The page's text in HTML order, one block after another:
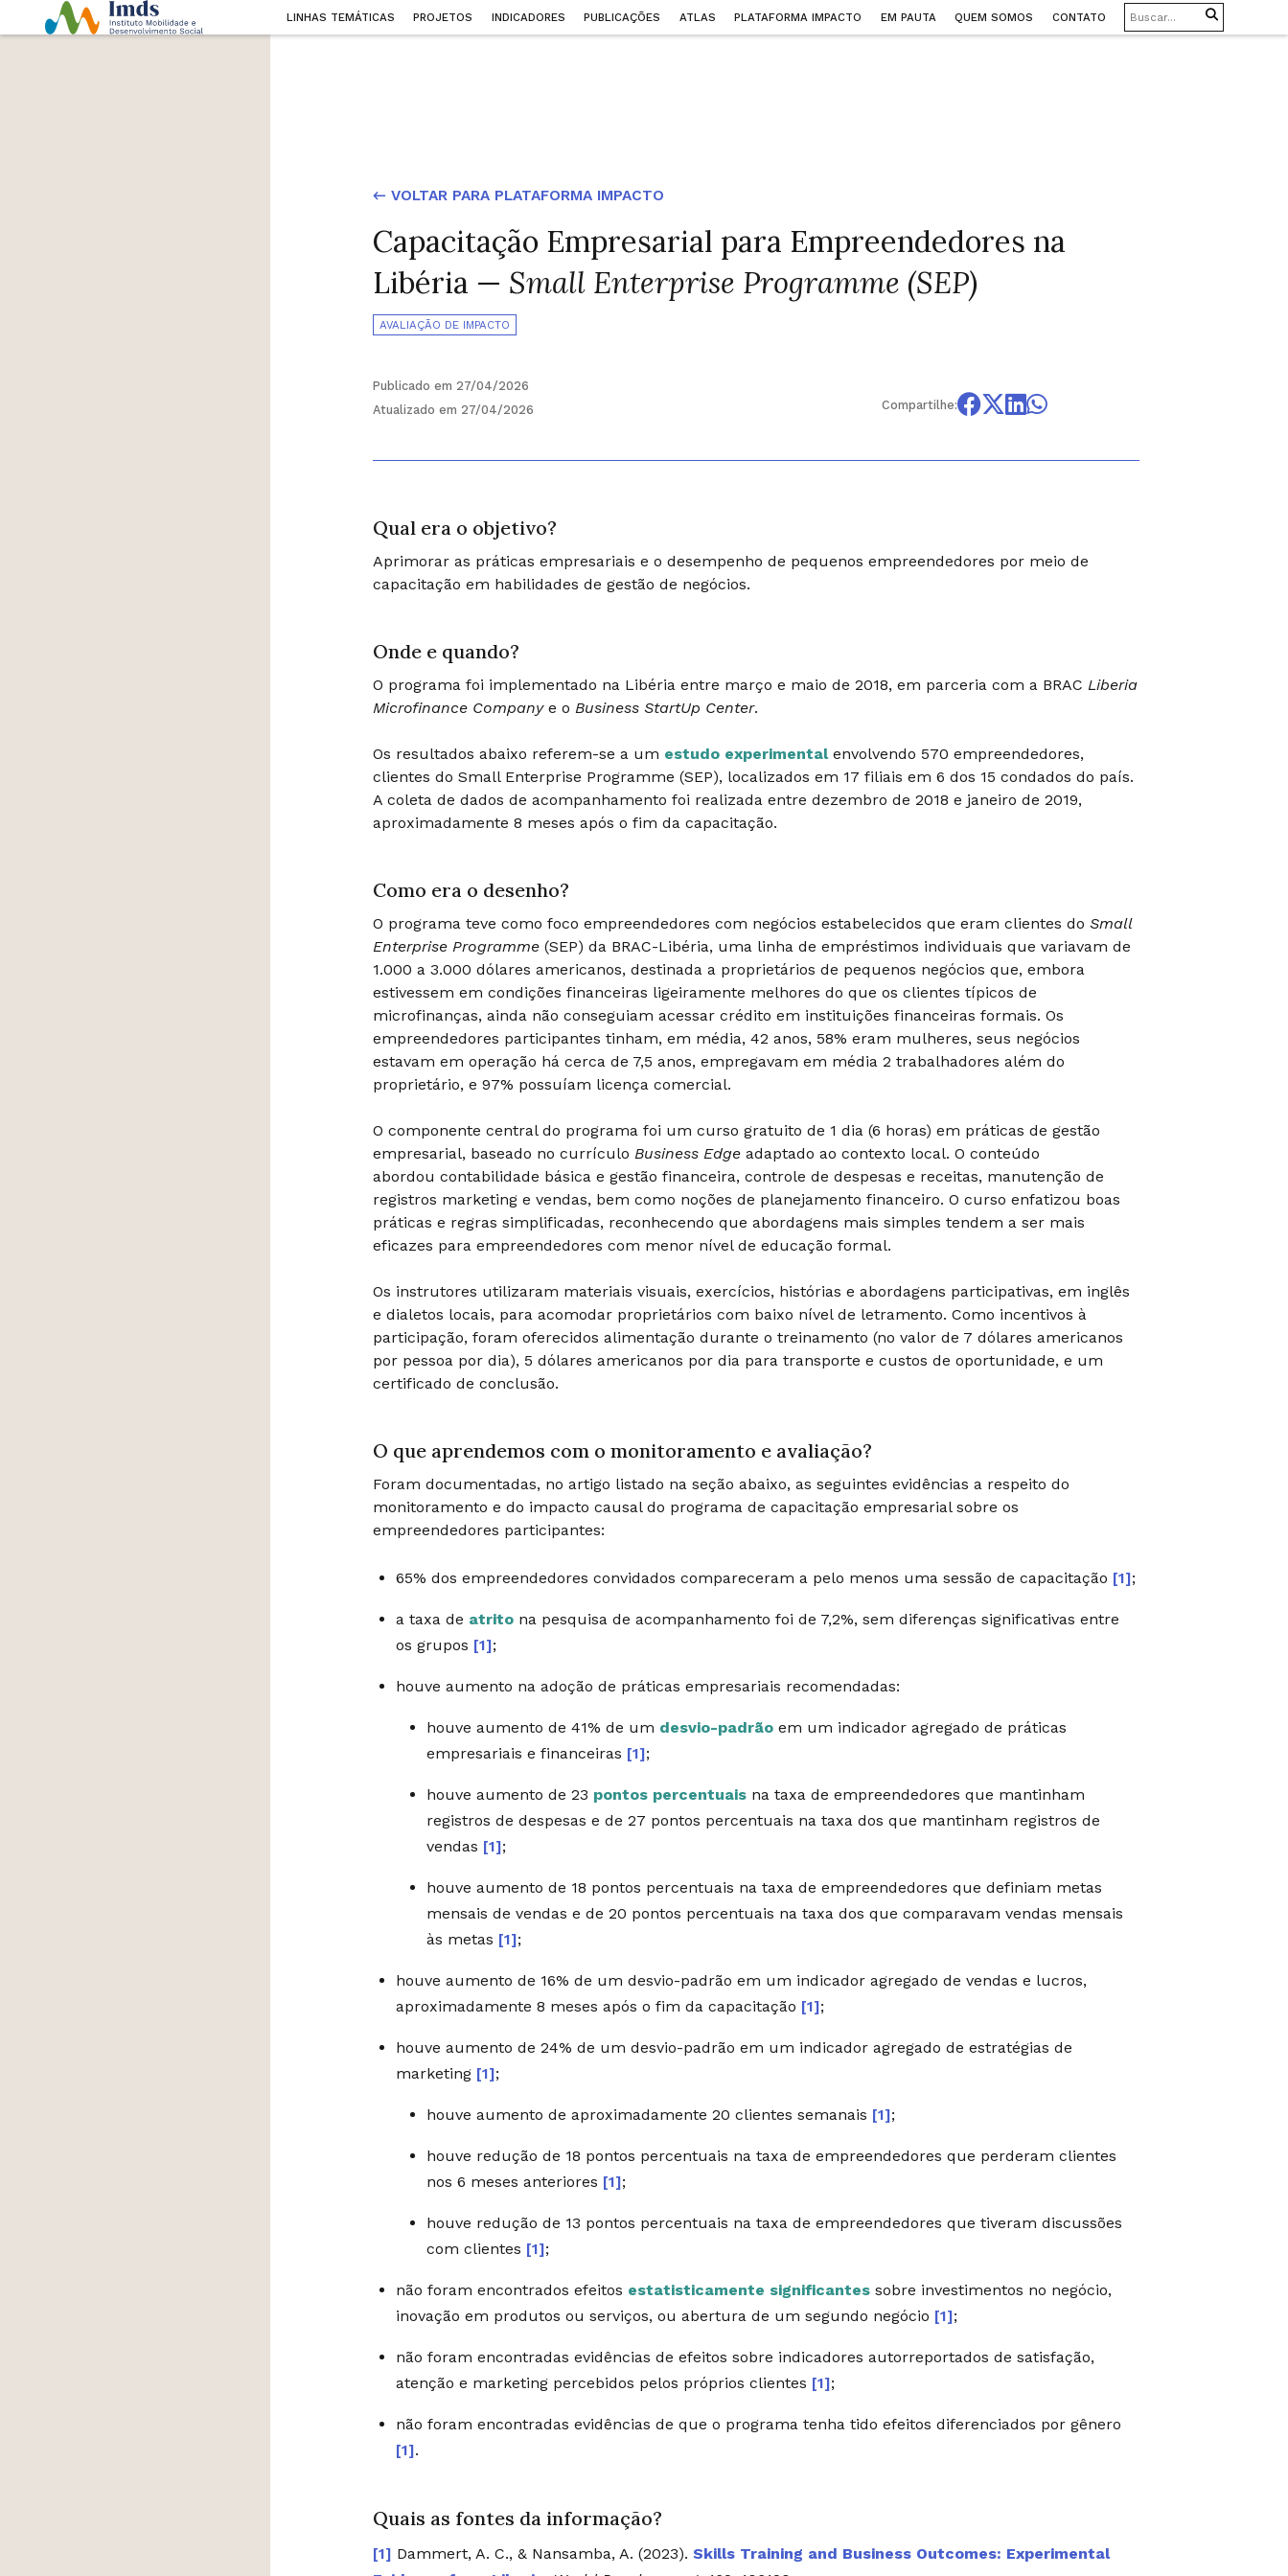
LINHAS TEMÁTICAS PROJETOS INDICADORES PUBLICAÇÕES ATLAS PLATAFORMA IMPACTO EM PAUTA QUEM SOMOS CONTATO
← VOLTAR PARA PLATAFORMA IMPACTO
Capacitação Empresarial para Empreendedores na
Libéria — Small Enterprise Programme (SEP)
AVALIAÇÃO DE IMPACTO
Publicado em 27/04/2026
Atualizado em 27/04/2026
Compartilhe:
Qual era o objetivo?
Aprimorar as práticas empresariais e o desempenho de pequenos empreendedores por meio de
capacitação em habilidades de gestão de negócios.
Onde e quando?
O programa foi implementado na Libéria entre março e maio de 2018, em parceria com a BRACLiberia
Microfinance Companye oBusiness StartUp Center.
Os resultados abaixo referem-se a um estudo experimentalenvolvendo 570 empreendedores,
clientes do Small Enterprise Programme (SEP), localizados em 17 filiais em 6 dos 15 condados do país.
A coleta de dados de acompanhamento foi realizada entre dezembro de 2018 e janeiro de 2019,
aproximadamente 8 meses após o fim da capacitação.
Como era o desenho?
O programa teve como foco empreendedores com negócios estabelecidos que eram clientes doSmall
Enterprise Programme (SEP) da BRAC-Libéria, uma linha de empréstimos individuais que variavam de
1.000 a 3.000 dólares americanos, destinada a proprietários de pequenos negócios que, embora
estivessem em condições financeiras ligeiramente melhores do que os clientes típicos de
microfinanças, ainda não conseguiam acessar crédito em instituições financeiras formais. Os
empreendedores participantes tinham, em média, 42 anos, 58% eram mulheres, seus negócios
estavam em operação há cerca de 7,5 anos, empregavam em média 2 trabalhadores além do
proprietário, e 97% possuíam licença comercial.
O componente central do programa foi um curso gratuito de 1 dia (6 horas) em práticas de gestão
empresarial, baseado no currículoBusiness Edge adaptado ao contexto local. O conteúdo
abordou contabilidade básica e gestão financeira, controle de despesas e receitas, manutenção de
registros marketing e vendas, bem como noções de planejamento financeiro. O curso enfatizou boas
práticas e regras simplificadas, reconhecendo que abordagens mais simples tendem a ser mais
eficazes para empreendedores com menor nível de educação formal.
Os instrutores utilizaram materiais visuais, exercícios, histórias e abordagens participativas, em inglês
e dialetos locais, para acomodar proprietários com baixo nível de letramento. Como incentivos à
participação, foram oferecidos alimentação durante o treinamento (no valor de 7 dólares americanos
por pessoa por dia), 5 dólares americanos por dia para transporte e custos de oportunidade, e um
certificado de conclusão.
O que aprendemos com o monitoramento e avaliação?
Foram documentadas, no artigo listado na seção abaixo, as seguintes evidências a respeito do
monitoramento e do impacto causal do programa de capacitação empresarial sobre os
empreendedores participantes:
65% dos empreendedores convidados compareceram a pelo menos uma sessão de capacitação [1];
a taxa de atrito na pesquisa de acompanhamento foi de 7,2%, sem diferenças significativas entre
os grupos [1];
houve aumento na adoção de práticas empresariais recomendadas:
houve aumento de 41% de um desvio-padrão em um indicador agregado de práticas
empresariais e financeiras [1];
houve aumento de 23 pontos percentuais na taxa de empreendedores que mantinham
registros de despesas e de 27 pontos percentuais na taxa dos que mantinham registros de
vendas [1];
houve aumento de 18 pontos percentuais na taxa de empreendedores que definiam metas
mensais de vendas e de 20 pontos percentuais na taxa dos que comparavam vendas mensais
às metas [1];
houve aumento de 16% de um desvio-padrão em um indicador agregado de vendas e lucros,
aproximadamente 8 meses após o fim da capacitação [1];
houve aumento de 24% de um desvio-padrão em um indicador agregado de estratégias de
marketing [1];
houve aumento de aproximadamente 20 clientes semanais [1];
houve redução de 18 pontos percentuais na taxa de empreendedores que perderam clientes
nos 6 meses anteriores [1];
houve redução de 13 pontos percentuais na taxa de empreendedores que tiveram discussões
com clientes [1];
não foram encontrados efeitos estatisticamente significantes sobre investimentos no negócio,
inovação em produtos ou serviços, ou abertura de um segundo negócio [1];
não foram encontradas evidências de efeitos sobre indicadores autorreportados de satisfação,
atenção e marketing percebidos pelos próprios clientes [1];
não foram encontradas evidências de que o programa tenha tido efeitos diferenciados por gênero
[1].
Quais as fontes da informação?
Dammert, A. C., & Nansamba, A. (2023).Skills Training and Business Outcomes: Experimental